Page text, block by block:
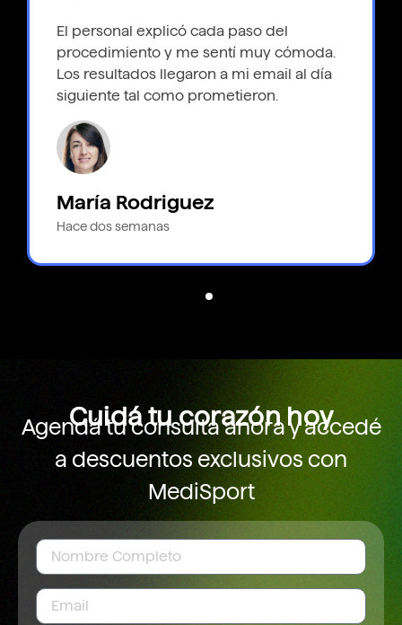
María Rodriguez
Hace dos semanas
El personal explicó cada paso del
procedimiento y me sentí muy cómoda.
Los resultados llegaron a mi email al día
siguiente tal como prometieron.
Cuidá tu corazón hoy
Agendá tu consulta ahora y accedé
a descuentos exclusivos con
MediSport